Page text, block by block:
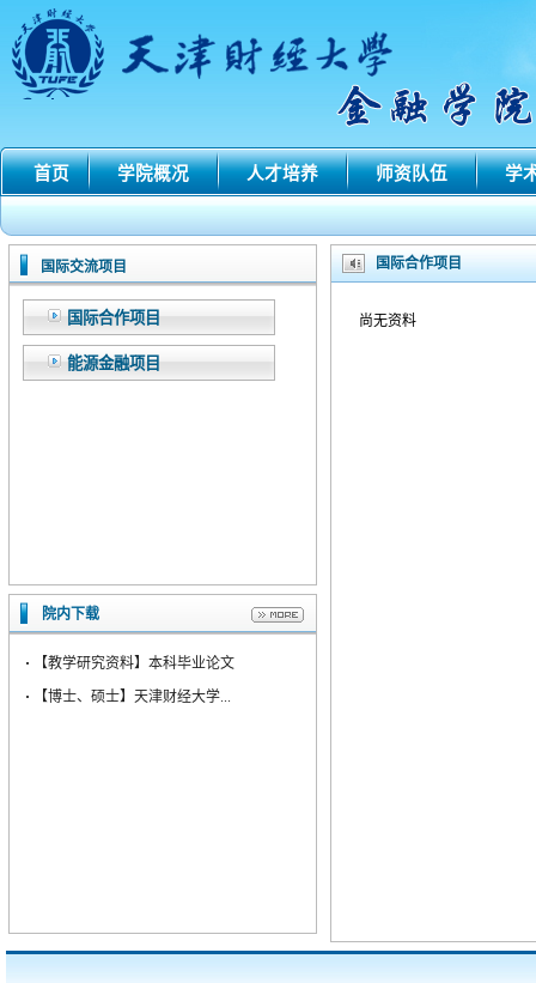
首页 学院概况 人才培养 师资队伍 学
国际交流项目
国际合作项目
能源金融项目
院内下载
·
【教学研究资料】本科毕业论文
·
【博士、硕士】天津财经大学...
国际合作项目
尚无资料